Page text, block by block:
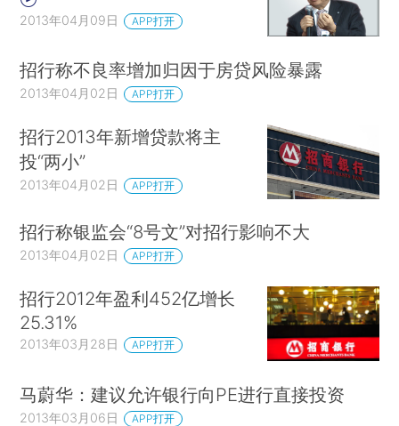
2013年04月09日 APP打开
招行称不良率增加归因于房贷风险暴露
2013年04月02日 APP打开
招行2013年新增贷款将主
投“两小”
2013年04月02日 APP打开
招行称银监会“8号文”对招行影响不大
2013年04月02日 APP打开
招行2012年盈利452亿增长
25.31%
2013年03月28日 APP打开
马蔚华：建议允许银行向PE进行直接投资
2013年03月06日 APP打开